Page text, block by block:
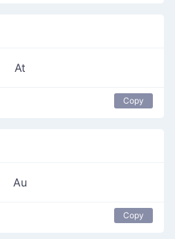
At
Copy
Au
Copy